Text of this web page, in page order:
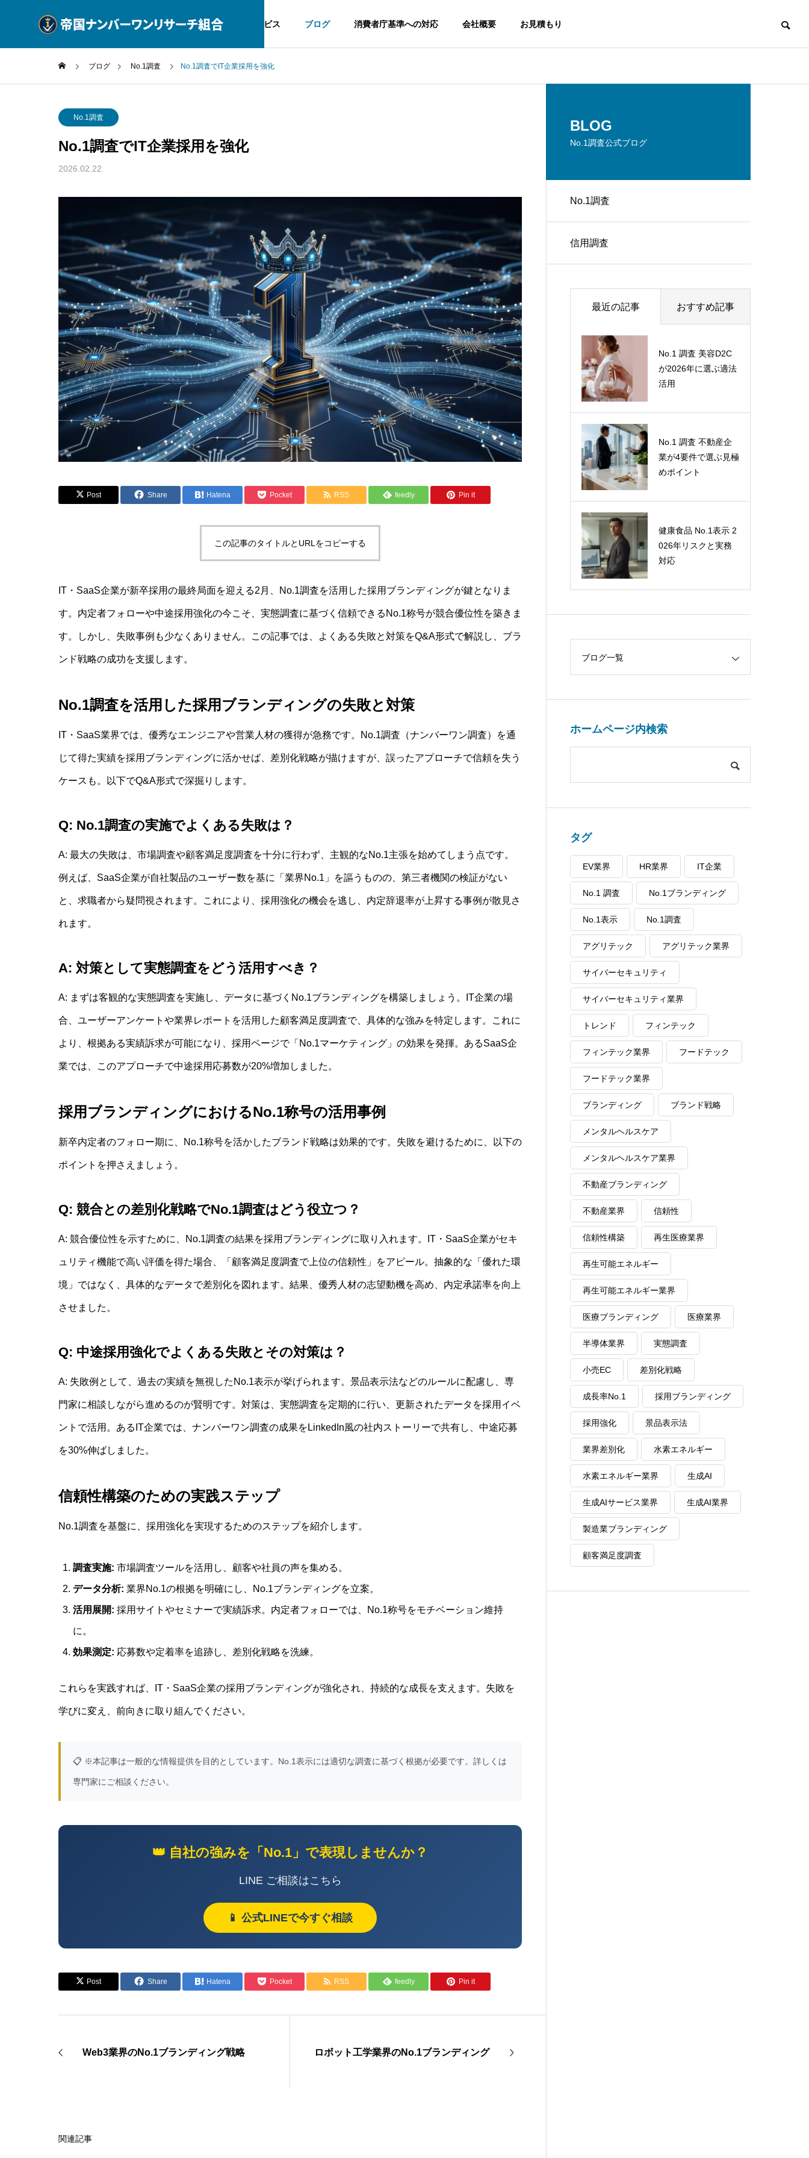
サービス ブログ 消費者庁基準への対応 会社概要 お見積もり
No.1調査
消費者庁ガイドラインに適応した
No.1調査
日本初調査
消費者庁ガイドラインに適応した日
本初調査
世界初調査
消費者庁ガイドラインに適応した世
公式ブログ
BLOG
No.1 調査 美容D2Cが2026年
No.1 調査 不動産企業が4要件
で選ぶ見極めポイント
健康食品 No.1表示 2026年リ
スクと実務対応
ブログ No.1調査 No.1調査でIT企業採用を強化
No.1調査
No.1調査でIT企業採用を強化
2026.02.22
Post Share Hatena Pocket RSS feedly Pin it
この記事のタイトルとURLをコピーする
IT・SaaS企業が新卒採用の最終局面を迎える2月、No.1調査を活用した採用ブランディングが鍵となりま
す。内定者フォローや中途採用強化の今こそ、実態調査に基づく信頼できるNo.1称号が競合優位性を築きま
す。しかし、失敗事例も少なくありません。この記事では、よくある失敗と対策をQ&A形式で解説し、ブラ
ンド戦略の成功を支援します。
No.1調査を活用した採用ブランディングの失敗と対策
IT・SaaS業界では、優秀なエンジニアや営業人材の獲得が急務です。No.1調査（ナンバーワン調査）を通
じて得た実績を採用ブランディングに活かせば、差別化戦略が描けますが、誤ったアプローチで信頼を失う
ケースも。以下でQ&A形式で深掘りします。
Q: No.1調査の実施でよくある失敗は？
A: 最大の失敗は、市場調査や顧客満足度調査を十分に行わず、主観的なNo.1主張を始めてしまう点です。
例えば、SaaS企業が自社製品のユーザー数を基に「業界No.1」を謳うものの、第三者機関の検証がない
と、求職者から疑問視されます。これにより、採用強化の機会を逃し、内定辞退率が上昇する事例が散見さ
れます。
A: 対策として実態調査をどう活用すべき？
A: まずは客観的な実態調査を実施し、データに基づくNo.1ブランディングを構築しましょう。IT企業の場
合、ユーザーアンケートや業界レポートを活用した顧客満足度調査で、具体的な強みを特定します。これに
より、根拠ある実績訴求が可能になり、採用ページで「No.1マーケティング」の効果を発揮。あるSaaS企
業では、このアプローチで中途採用応募数が20%増加しました。
採用ブランディングにおけるNo.1称号の活用事例
新卒内定者のフォロー期に、No.1称号を活かしたブランド戦略は効果的です。失敗を避けるために、以下の
ポイントを押さえましょう。
Q: 競合との差別化戦略でNo.1調査はどう役立つ？
A: 競合優位性を示すために、No.1調査の結果を採用ブランディングに取り入れます。IT・SaaS企業がセキ
ュリティ機能で高い評価を得た場合、「顧客満足度調査で上位の信頼性」をアピール。抽象的な「優れた環
境」ではなく、具体的なデータで差別化を図れます。結果、優秀人材の志望動機を高め、内定承諾率を向上
させました。
Q: 中途採用強化でよくある失敗とその対策は？
A: 失敗例として、過去の実績を無視したNo.1表示が挙げられます。景品表示法などのルールに配慮し、専
門家に相談しながら進めるのが賢明です。対策は、実態調査を定期的に行い、更新されたデータを採用イベ
ントで活用。あるIT企業では、ナンバーワン調査の成果をLinkedIn風の社内ストーリーで共有し、中途応募
を30%伸ばしました。
信頼性構築のための実践ステップ
No.1調査を基盤に、採用強化を実現するためのステップを紹介します。
調査実施: 市場調査ツールを活用し、顧客や社員の声を集める。
データ分析: 業界No.1の根拠を明確にし、No.1ブランディングを立案。
活用展開: 採用サイトやセミナーで実績訴求。内定者フォローでは、No.1称号をモチベーション維持
に。
効果測定: 応募数や定着率を追跡し、差別化戦略を洗練。
これらを実践すれば、IT・SaaS企業の採用ブランディングが強化され、持続的な成長を支えます。失敗を
学びに変え、前向きに取り組んでください。
📋 ※本記事は一般的な情報提供を目的としています。No.1表示には適切な調査に基づく根拠が必要です。詳しくは
専門家にご相談ください。
👑 自社の強みを「No.1」で表現しませんか？
LINE ご相談はこちら
📱 公式LINEで今すぐ相談
Post Share Hatena Pocket RSS feedly Pin it
Web3業界のNo.1ブランディング戦略 ロボット工学業界のNo.1ブランディング
関連記事
BLOG
No.1調査公式ブログ
No.1調査
信用調査
最近の記事 おすすめ記事
No.1 調査 美容D2C
が2026年に選ぶ適法
活用
No.1 調査 不動産企
業が4要件で選ぶ見極
めポイント
健康食品 No.1表示 2
026年リスクと実務
対応
ステマ規制（2023年
10月施行）で「自社
調べ」は通用しな
勝ち取る「客観性・
なぜ、あなたの会社
のCX（顧客体験）は
改善しないのか？
イブリッド調査が解
妙な感情
ブログ一覧
ホームページ内検索
タグ
EV業界 HR業界 IT企業
No.1 調査 No.1ブランディング
No.1表示 No.1調査
アグリテック アグリテック業界
サイバーセキュリティ
サイバーセキュリティ業界
トレンド フィンテック
フィンテック業界 フードテック
フードテック業界
ブランディング ブランド戦略
メンタルヘルスケア
メンタルヘルスケア業界
不動産ブランディング
不動産業界 信頼性
信頼性構築 再生医療業界
再生可能エネルギー
再生可能エネルギー業界
医療ブランディング 医療業界
半導体業界 実態調査
小売EC 差別化戦略
成長率No.1 採用ブランディング
採用強化 景品表示法
業界差別化 水素エネルギー
水素エネルギー業界 生成AI
生成AIサービス業界 生成AI業界
製造業ブランディング
顧客満足度調査